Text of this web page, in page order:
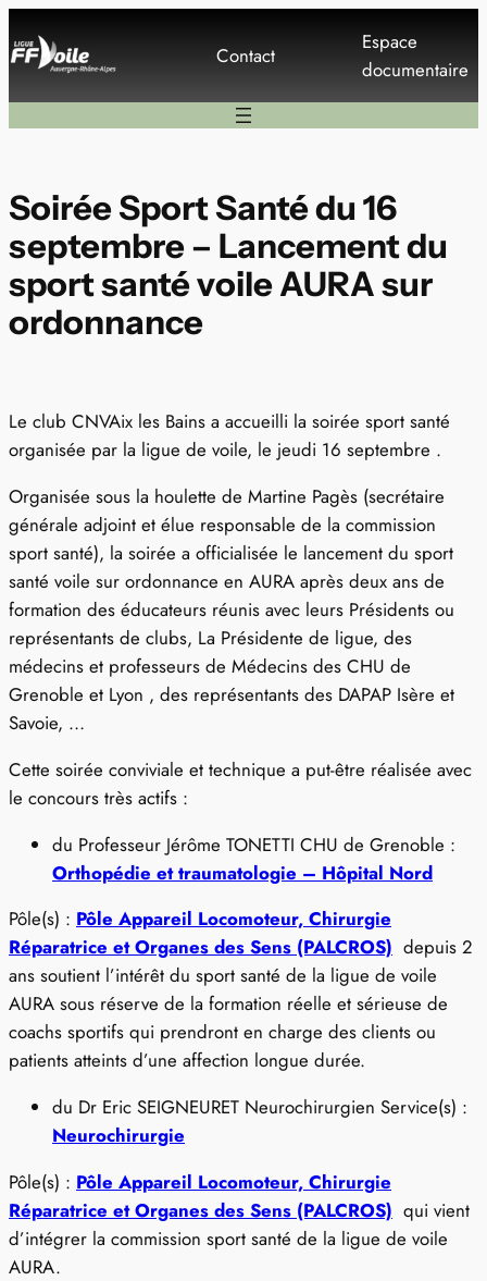
au
contenu
Contact
Espace
documentaire
Soirée Sport Santé du 16
septembre – Lancement du
sport santé voile AURA sur
ordonnance
Le club CNVAix les Bains a accueilli la soirée sport santé
organisée par la ligue de voile, le jeudi 16 septembre .
Organisée sous la houlette de Martine Pagès (secrétaire
générale adjoint et élue responsable de la commission
sport santé), la soirée a officialisée le lancement du sport
santé voile sur ordonnance en AURA après deux ans de
formation des éducateurs réunis avec leurs Présidents ou
représentants de clubs, La Présidente de ligue, des
médecins et professeurs de Médecins des CHU de
Grenoble et Lyon , des représentants des DAPAP Isère et
Savoie, …
Cette soirée conviviale et technique a put-être réalisée avec
le concours très actifs :
du Professeur Jérôme TONETTI CHU de Grenoble :
Orthopédie et traumatologie – Hôpital Nord
Pôle(s) : Pôle Appareil Locomoteur, Chirurgie
Réparatrice et Organes des Sens (PALCROS) depuis 2
ans soutient l’intérêt du sport santé de la ligue de voile
AURA sous réserve de la formation réelle et sérieuse de
coachs sportifs qui prendront en charge des clients ou
patients atteints d’une affection longue durée.
du Dr Eric SEIGNEURET Neurochirurgien Service(s) :
Neurochirurgie
Pôle(s) : Pôle Appareil Locomoteur, Chirurgie
Réparatrice et Organes des Sens (PALCROS) qui vient
d’intégrer la commission sport santé de la ligue de voile
AURA.